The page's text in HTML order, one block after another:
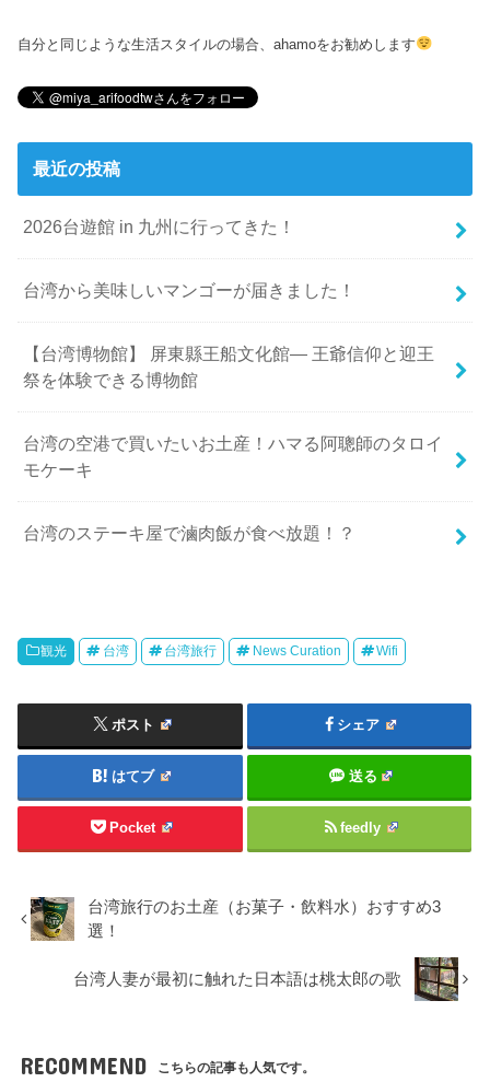
自分と同じような生活スタイルの場合、ahamoをお勧めします
最近の投稿
2026台遊館 in 九州に行ってきた！
台湾から美味しいマンゴーが届きました！
【台湾博物館】 屏東縣王船文化館— 王爺信仰と迎王
祭を体験できる博物館
台湾の空港で買いたいお土産！ハマる阿聰師のタロイ
モケーキ
台湾のステーキ屋で滷肉飯が食べ放題！？
観光 台湾 台湾旅行 News Curation Wifi
ポスト シェア
はてブ 送る
Pocket feedly
台湾旅行のお土産（お菓子・飲料水）おすすめ3
選！
台湾人妻が最初に触れた日本語は桃太郎の歌
RECOMMEND こちらの記事も人気です。